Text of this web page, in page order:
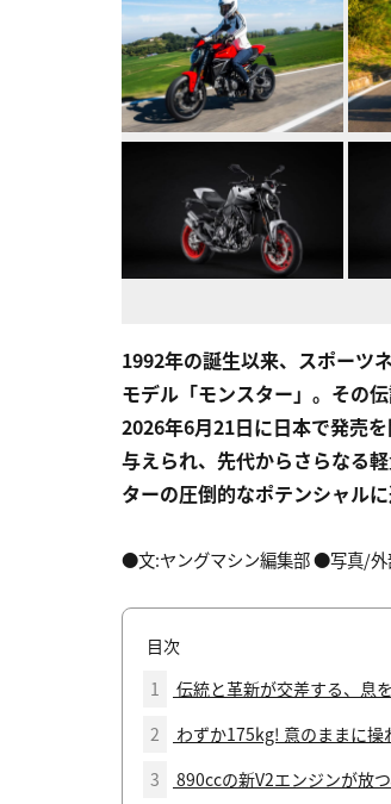
1992年の誕生以来、スポーツ
モデル「モンスター」。その
2026年6月21日に日本で発売
与えられ、先代からさらなる
ターの圧倒的なポテンシャルに
●文:ヤングマシン編集部 ●写真/外
目次
1
伝統と革新が交差する、息
2
わずか175kg! 意のままに操
3
890ccの新V2エンジンが放